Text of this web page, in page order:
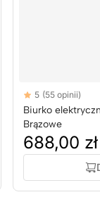
Reviews
5 out of 5 stars
5 (55 opinii)
Biurko
Brązowe
688,00 zł